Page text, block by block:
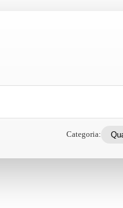
Categoria: